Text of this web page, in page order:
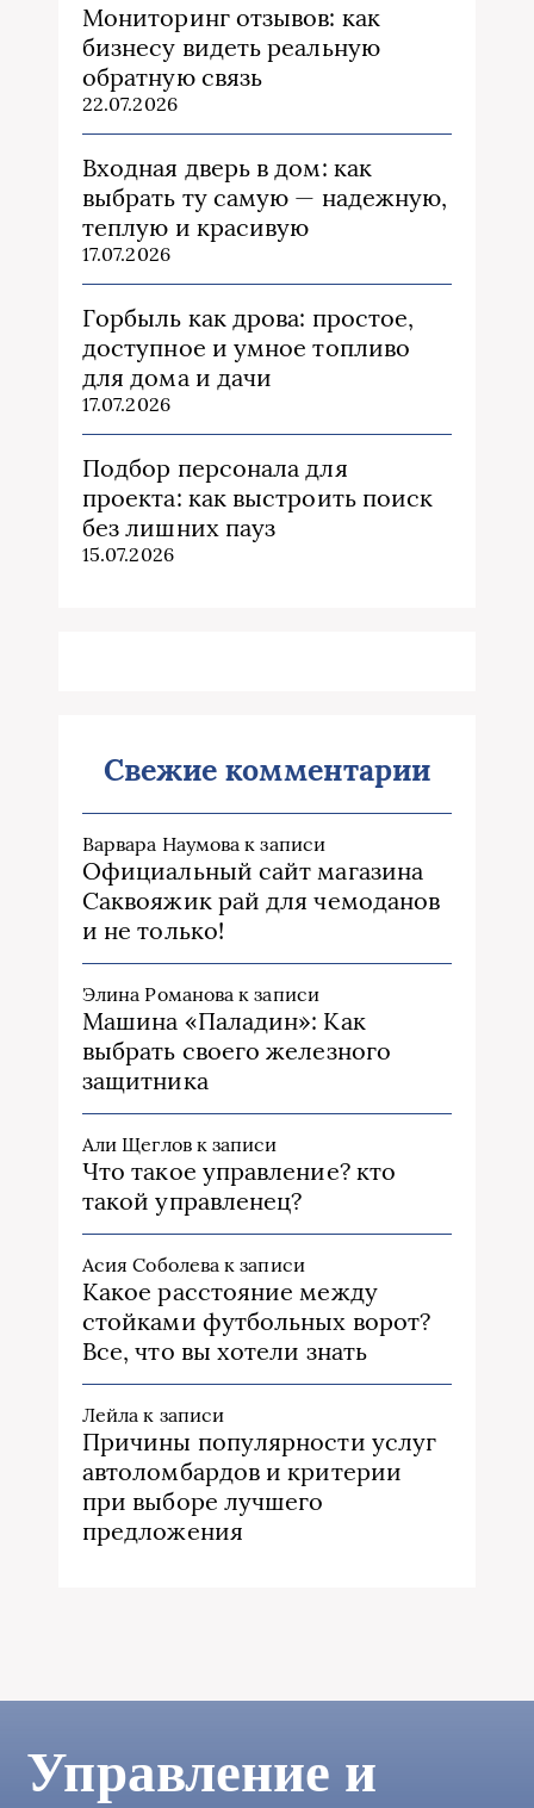
Мониторинг отзывов: как
бизнесу видеть реальную
обратную связь
22.07.2026
Входная дверь в дом: как
выбрать ту самую — надежную,
теплую и красивую
17.07.2026
Горбыль как дрова: простое,
доступное и умное топливо
для дома и дачи
17.07.2026
Подбор персонала для
проекта: как выстроить поиск
без лишних пауз
15.07.2026
Свежие комментарии
Варвара Наумова к записи
Официальный сайт магазина
Саквояжик рай для чемоданов
и не только!
Элина Романова к записи
Машина «Паладин»: Как
выбрать своего железного
защитника
Али Щегловк записи
Что такое управление? кто
такой управленец?
Асия Соболева к записи
Какое расстояние между
стойками футбольных ворот?
Все, что вы хотели знать
Лейла к записи
Причины популярности услуг
автоломбардов и критерии
при выборе лучшего
предложения
Управление и